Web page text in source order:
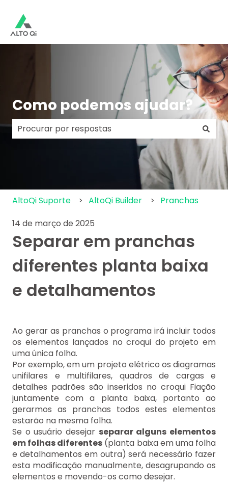
Como podemos ajudar?
Não há sugestões porque o campo de pesquisa
AltoQi Suporte AltoQi Builder
Pranchas
14 de março de 2025
Separar em pranchas
diferentes planta baixa
e detalhamentos
Ao gerar as pranchas o programa irá incluir todos
os elementos lançados no croqui do projeto em
uma única folha.
Por exemplo, em um projeto elétrico os diagramas
unifilares e multifilares, quadros de cargas e
detalhes padrões são inseridos no croqui Fiação
juntamente com a planta baixa, portanto ao
gerarmos as pranchas todos estes elementos
estarão na mesma folha.
Se o usuário desejar separar alguns elementos
em folhas diferentes (planta baixa em uma folha
e detalhamentos em outra) será necessário fazer
esta modificação manualmente, desagrupando os
elementos e movendo-os como desejar.